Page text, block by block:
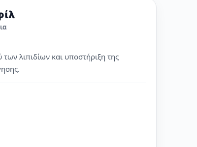
λιπιδίων και υποστήριξη της